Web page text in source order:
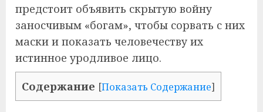
предстоит объявить скрытую войну
заносчивым «богам», чтобы сорвать с них
маски и показать человечеству их
истинное уродливое лицо.
Содержание [Показать Содержание]